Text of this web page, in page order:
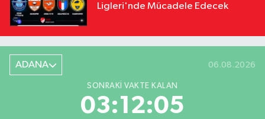
Ligleri'nde Mücadele Edecek
ADANA 06.08.2026
SONRAKI VAKTE KALAN
03:12:04